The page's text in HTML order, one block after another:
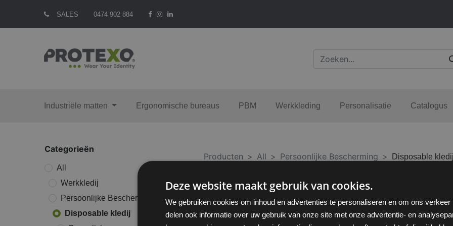
SALES 0474 902 884
Industriële matten Ergonomische bureaus PBM Werkkleding Personalisatie Catalogus
Categorieën
All
Werkkledij
Persoonlijke Bescherming
Disposable kledij
Producten All Persoonlijke Bescherming Disposable kledij
Deze website maakt gebruik van cookies.
We gebruiken cookies om inhoud en advertenties te personaliseren en om ons
delen ook informatie over uw gebruik van onze site met onze advertentie- en